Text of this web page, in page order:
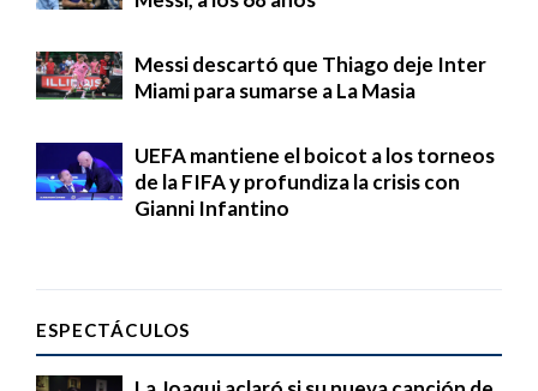
Messi descartó que Thiago deje Inter
Miami para sumarse a La Masia
UEFA mantiene el boicot a los torneos
de la FIFA y profundiza la crisis con
Gianni Infantino
ESPECTÁCULOS